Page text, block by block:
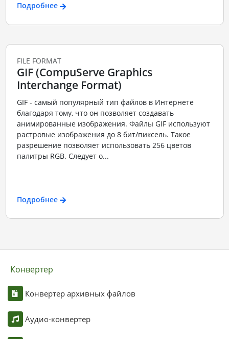
Подробнее
FILE FORMAT
GIF (CompuServe Graphics
Interchange Format)
GIF - самый популярный тип файлов в Интернете
благодаря тому, что он позволяет создавать
анимированные изображения. Файлы GIF используют
растровые изображения до 8 бит/пиксель. Такое
разрешение позволяет использовать 256 цветов
палитры RGB. Следует о...
Подробнее
Конвертер
Конвертер архивных файлов
Аудио-конвертер